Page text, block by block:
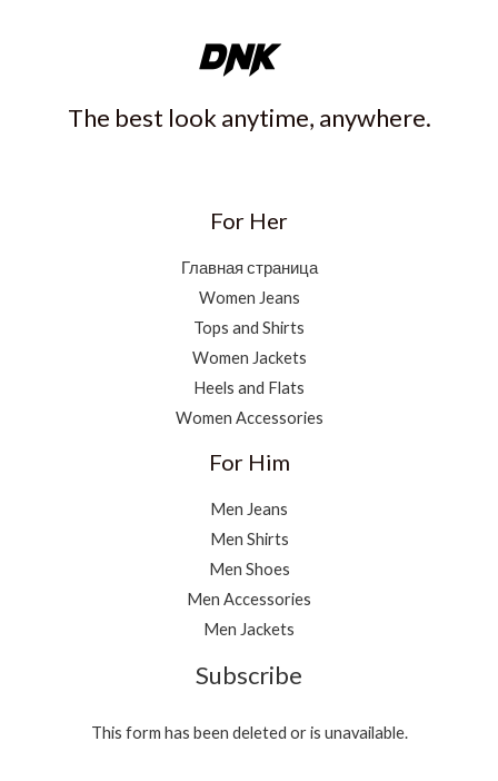
The best look anytime, anywhere.
For Her
Главная страница
Women Jeans
Tops and Shirts
Women Jackets
Heels and Flats
Women Accessories
For Him
Men Jeans
Men Shirts
Men Shoes
Men Accessories
Men Jackets
Subscribe
This form has been deleted or is unavailable.